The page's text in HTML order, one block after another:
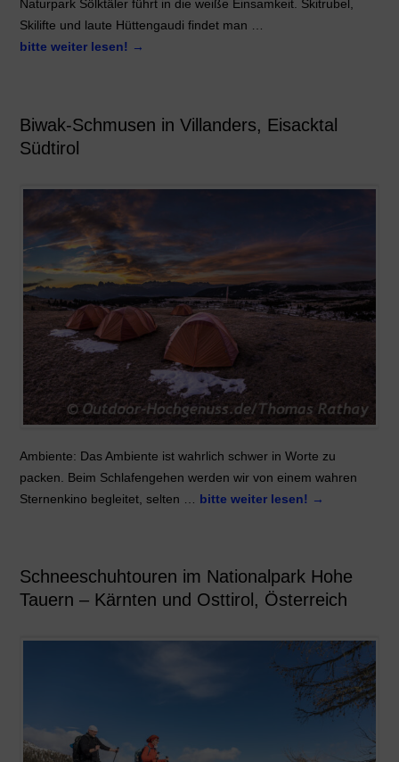
Naturpark Sölktäler führt in die weiße Einsamkeit. Skitrubel,
Skilifte und laute Hüttengaudi findet man …
bitte weiter lesen! →
Biwak-Schmusen in Villanders, Eisacktal
Südtirol
Ambiente: Das Ambiente ist wahrlich schwer in Worte zu
packen. Beim Schlafengehen werden wir von einem wahren
Sternenkino begleitet, selten … bitte weiter lesen! →
Schneeschuhtouren im Nationalpark Hohe
Tauern – Kärnten und Osttirol, Österreich